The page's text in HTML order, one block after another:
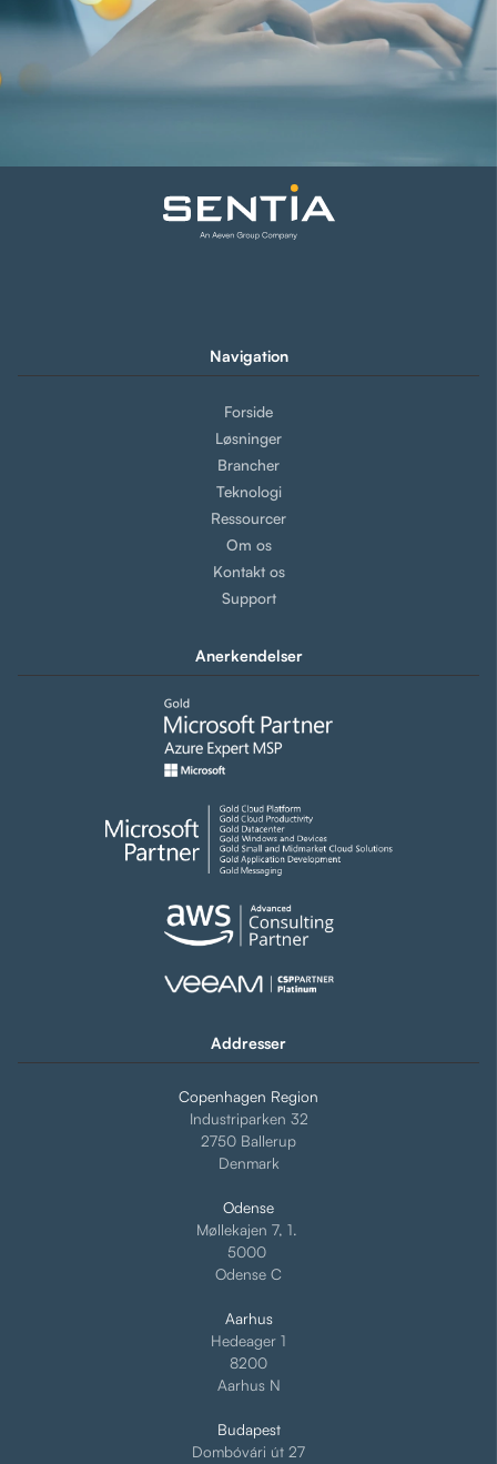
Navigation
Forside
Løsninger
Brancher
Teknologi
Ressourcer
Om os
Kontakt os
Support
Anerkendelser
Addresser
Copenhagen Region
Industriparken 32
2750 Ballerup
Denmark
Odense
Møllekajen 7, 1.
5000
Odense C
Aarhus
Hedeager 1
8200
Aarhus N
Budapest
Dombóvári út 27